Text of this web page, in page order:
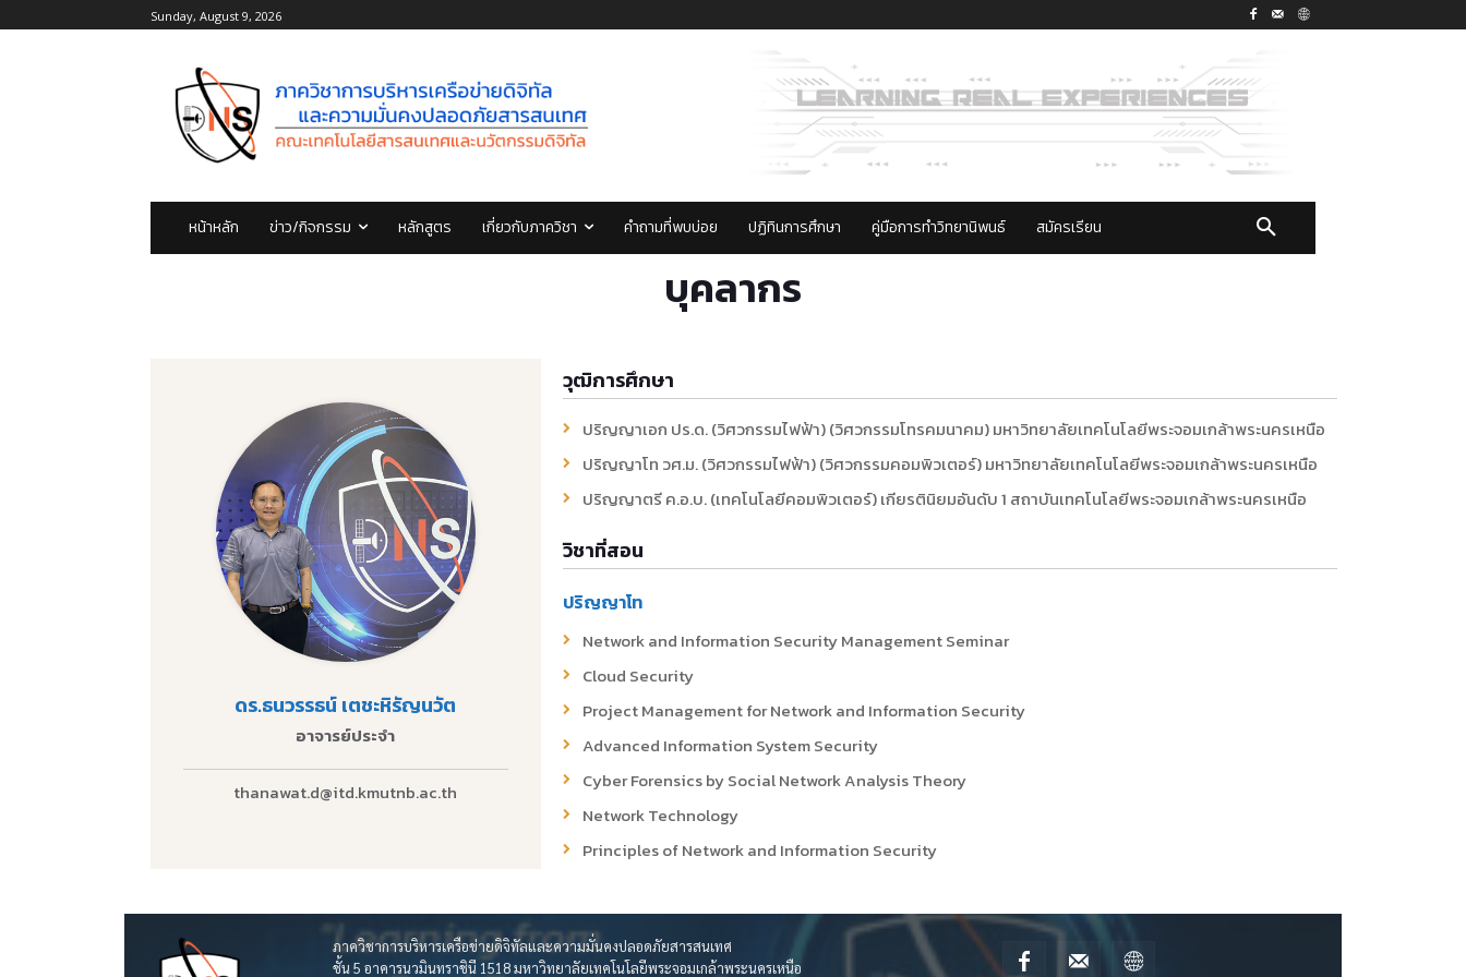
Sunday, August 9, 2026
หน้าหลัก ข่าว/กิจกรรม หลักสูตร เกี่ยวกับภาควิชา คำถามที่พบบ่อย ปฏิทินการศึกษา คู่มือการทำวิทยานิพนธ์ สมัครเรียน
บุคลากร
ดร.ธนวรรธน์ เตชะหิรัญนวัต
อาจารย์ประจำ
thanawat.d@itd.kmutnb.ac.th
วุฒิการศึกษา
ปริญญาเอก ปร.ด. (วิศวกรรมไฟฟ้า) (วิศวกรรมโทรคมนาคม) มหาวิทยาลัยเทคโนโลยีพระจอมเกล้าพระนครเหนือ
ปริญญาโท วศ.ม. (วิศวกรรมไฟฟ้า) (วิศวกรรมคอมพิวเตอร์) มหาวิทยาลัยเทคโนโลยีพระจอมเกล้าพระนครเหนือ
ปริญญาตรี ค.อ.บ. (เทคโนโลยีคอมพิวเตอร์) เกียรตินิยมอันดับ 1 สถาบันเทคโนโลยีพระจอมเกล้าพระนครเหนือ
วิชาที่สอน
ปริญญาโท
Network and Information Security Management Seminar
Cloud Security
Project Management for Network and Information Security
Advanced Information System Security
Cyber Forensics by Social Network Analysis Theory
Network Technology
Principles of Network and Information Security
ภาควิชาการบริหารเครือข่ายดิจิทัลและความมั่นคงปลอดภัยสารสนเทศ
ชั้น 5 อาคารนวมินทราชินี 1518 มหาวิทยาลัยเทคโนโลยีพระจอมเกล้าพระนครเหนือ